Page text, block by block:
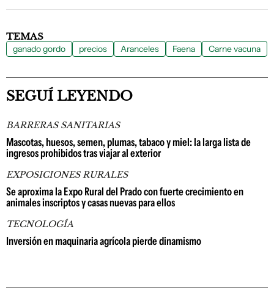
TEMAS
ganado gordo precios Aranceles Faena Carne vacuna
SEGUÍ LEYENDO
BARRERAS SANITARIAS
Mascotas, huesos, semen, plumas, tabaco y miel: la larga lista de
ingresos prohibidos tras viajar al exterior
EXPOSICIONES RURALES
Se aproxima la Expo Rural del Prado con fuerte crecimiento en
animales inscriptos y casas nuevas para ellos
TECNOLOGÍA
Inversión en maquinaria agrícola pierde dinamismo